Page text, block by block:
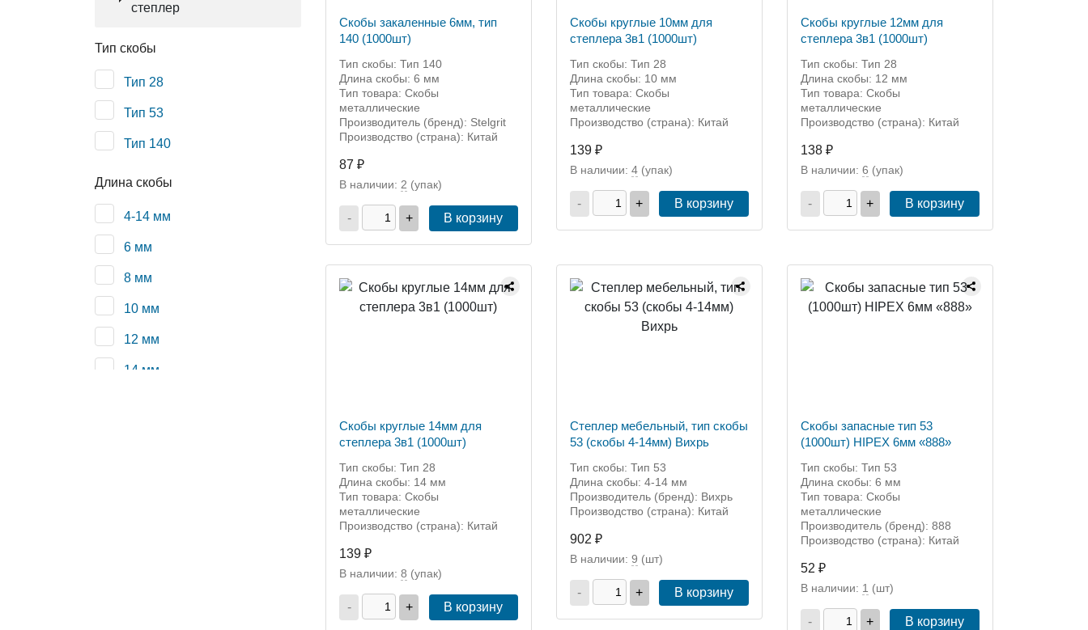
степлер
Тип скобы
Тип 28
Тип 53
Тип 140
Длина скобы
4-14 мм
6 мм
8 мм
10 мм
12 мм
14 мм
Скобы закаленные 6мм, тип
140 (1000шт)
Тип скобы: Тип 140
Длина скобы: 6 мм
Тип товара: Скобы
металлические
Производитель (бренд): Stelgrit
Производство (страна): Китай
87 ₽
В наличии: 2 (упак)
- + В корзину
Скобы круглые 10мм для
степлера 3в1 (1000шт)
Тип скобы: Тип 28
Длина скобы: 10 мм
Тип товара: Скобы
металлические
Производство (страна): Китай
139 ₽
В наличии: 4(упак)
- + В корзину
Скобы круглые 12мм для
степлера 3в1 (1000шт)
Тип скобы: Тип 28
Длина скобы: 12 мм
Тип товара: Скобы
металлические
Производство (страна): Китай
138 ₽
В наличии: 6 (упак)
- + В корзину
Скобы круглые 14мм для
степлера 3в1 (1000шт)
Тип скобы: Тип 28
Длина скобы: 14 мм
Тип товара: Скобы
металлические
Производство (страна): Китай
139 ₽
В наличии: 8 (упак)
- + В корзину
Степлер мебельный, тип скобы
53 (скобы 4-14мм) Вихрь
Тип скобы: Тип 53
Длина скобы: 4-14 мм
Производитель (бренд): Вихрь
Производство (страна): Китай
902 ₽
В наличии: 9 (шт)
- + В корзину
Скобы запасные тип 53
(1000шт) HIPEX 6мм «888»
Тип скобы: Тип 53
Длина скобы: 6 мм
Тип товара: Скобы
металлические
Производитель (бренд): 888
Производство (страна): Китай
52 ₽
В наличии: 1 (шт)
- + В корзину